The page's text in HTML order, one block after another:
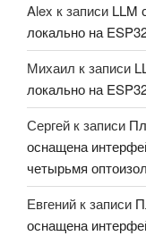
Alex к записи LLM
локально на
Михаил к записи
локально на
Сергей к записи
оснащена
четырьмя
Евгений к записи
оснащена